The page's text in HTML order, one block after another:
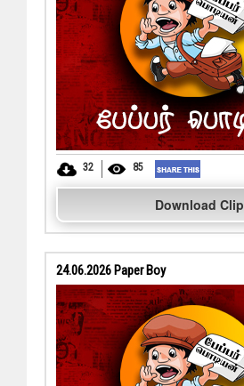
32 85
Download Clip
24.06.2026 Paper Boy